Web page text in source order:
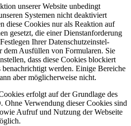
unserer Website unbedingt
Systemen nicht deaktiviert
diese Cookies nur als Reaktion auf
gesetzt, die einer Dienst­an­for­derung
Ihrer Datenschutz­ein­stel­
dem Ausfüllen von Formularen. Sie
dass diese Cookies blockiert
benach­richtigt werden. Einige Bereiche
aber möglicherweise nicht.
erfolgt auf der Grundlage des
Verwendung dieser Cookies sind
Aufruf und Nutzung der Webseite